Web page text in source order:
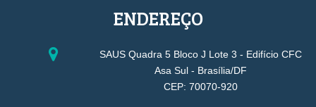
ENDEREÇO
SAUS Quadra 5 Bloco J Lote 3 - Edifício CFC
Asa Sul - Brasília/DF
CEP: 70070-920